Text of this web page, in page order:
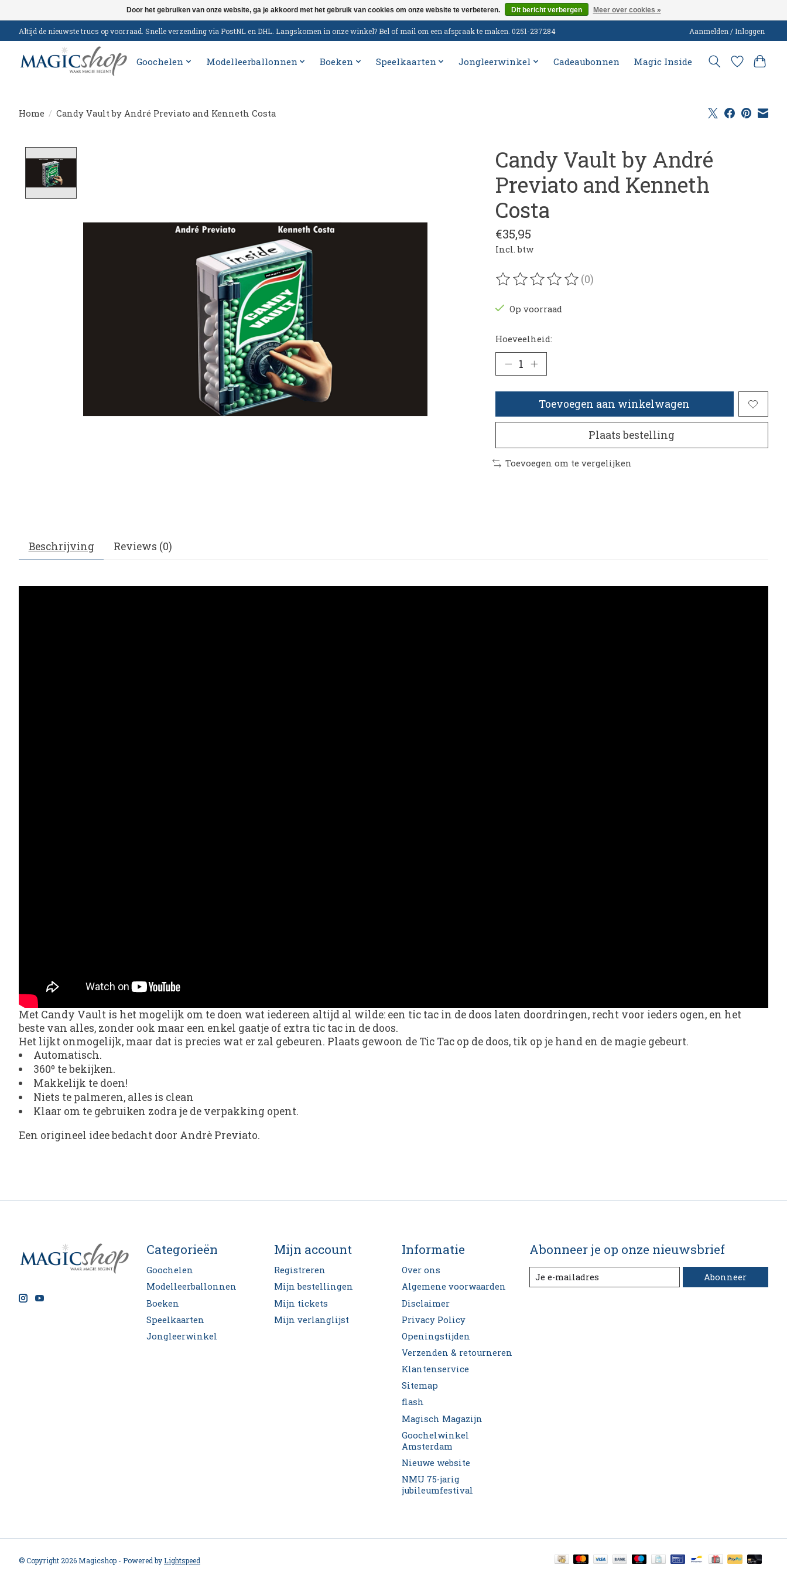
Altijd de nieuwste trucs op voorraad. Snelle verzending via PostNL en DHL. Langskomen in onze winkel? Bel of mail om een afspraak te maken. 0251-237284 Aanmelden / Inloggen
Goochelen Modelleerballonnen Boeken Speelkaarten Jongleerwinkel Cadeaubonnen Magic Inside
Home / Candy Vault by André Previato and Kenneth Costa
Candy Vault by André
Previato and Kenneth
Costa
€35,95
Incl. btw
De beoordeling van dit product is
(0)
Op voorraad
Hoeveelheid:
Toevoegen aan winkelwagen
Plaats bestelling
Toevoegen om te vergelijken
Beschrijving Reviews (0)
Met Candy Vault is het mogelijk om te doen wat iedereen altijd al wilde: een tic tac in de doos laten doordringen, recht voor ieders ogen, en het
beste van alles, zonder ook maar een enkel gaatje of extra tic tac in de doos.
Het lijkt onmogelijk, maar dat is precies wat er zal gebeuren. Plaats gewoon de Tic Tac op de doos, tik op je hand en de magie gebeurt.
Automatisch.
360º te bekijken.
Makkelijk te doen!
Niets te palmeren, alles is clean
Klaar om te gebruiken zodra je de verpakking opent.
Een origineel idee bedacht door Andrè Previato.
Categorieën
Goochelen
Modelleerballonnen
Boeken
Speelkaarten
Jongleerwinkel
Mijn account
Registreren
Mijn bestellingen
Mijn tickets
Mijn verlanglijst
Informatie
Over ons
Algemene voorwaarden
Disclaimer
Privacy Policy
Openingstijden
Verzenden & retourneren
Klantenservice
Sitemap
flash
Magisch Magazijn
Goochelwinkel
Amsterdam
Nieuwe website
NMU 75-jarig
jubileumfestival
Abonneer je op onze nieuwsbrief
Abonneer
© Copyright 2026 Magicshop - Powered byLightspeed
Door het gebruiken van onze website, ga je akkoord met het gebruik van cookies om onze website te verbeteren. Dit bericht verbergen Meer over cookies »